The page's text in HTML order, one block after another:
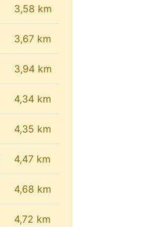
3,58 km
3,67 km
3,94 km
4,34 km
4,35 km
4,47 km
4,68 km
4,72 km